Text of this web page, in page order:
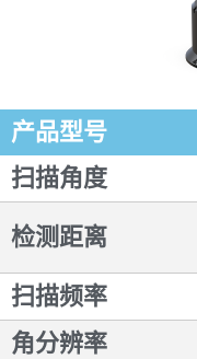
产品型号
扫描角度
检测距离
扫描频率
角分辨率